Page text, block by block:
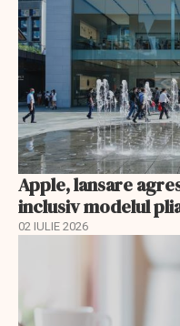
Apple, lansare
inclusiv modelul
02 IULIE 2026